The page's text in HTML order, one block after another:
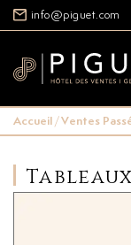
info@piguet.com
Accueil/Ventes